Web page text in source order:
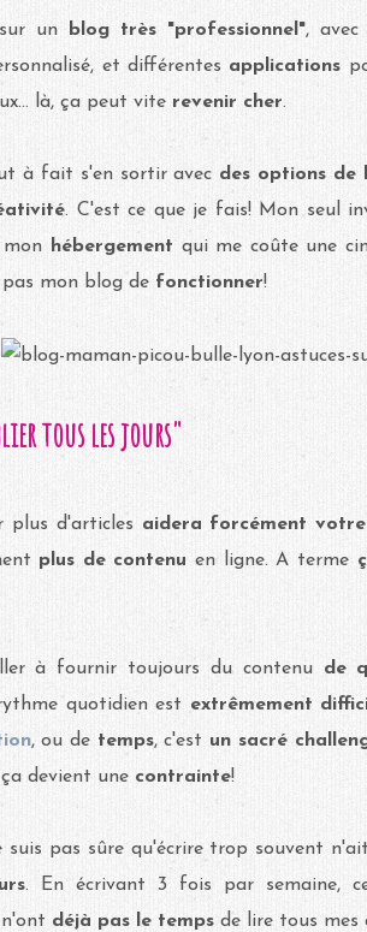
un blog très "professionnel",
et différentes applications
là, ça peut vite revenir cher.
à fait s'en sortir avec des options de
. C'est ce que je fais! Mon seul
hébergement qui me coûte une
mon blog de fonctionner!
tous les jours"
plus d'articles aidera forcément
plus de contenu en ligne. A terme
à fournir toujours du contenu de
quotidien est extrêmement
, ou de temps, c'est un sacré
devient une contrainte!
suis pas sûre qu'écrire trop souvent
. En écrivant 3 fois par semaine,
déjà pas le temps de lire tous mes